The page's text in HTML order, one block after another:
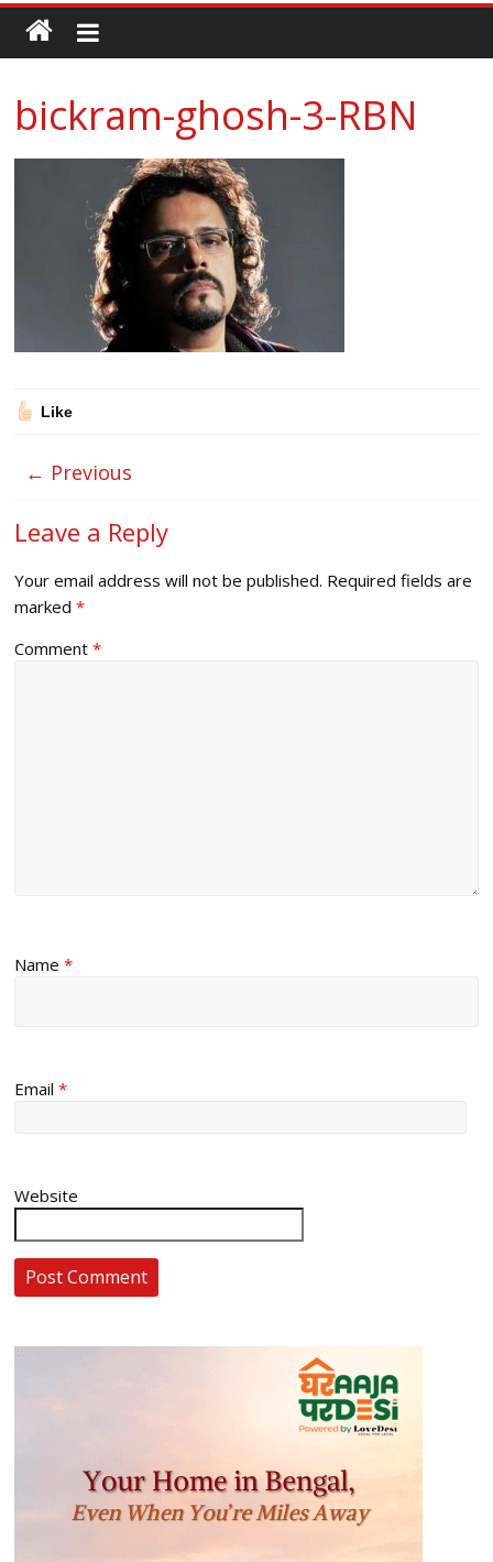
bickram-ghosh-3-RBN
Like
← Previous
Leave a Reply
Your email address will not be published. Required fields are
marked*
Comment*
Name*
Email*
Website